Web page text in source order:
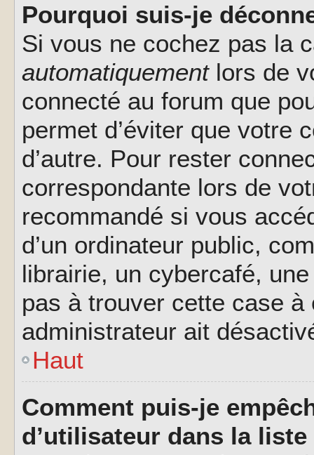
Pourquoi suis-je
Si vous ne cochez pas la
automatiquementlors de
connecté au forum que
permet d’éviter que votre
d’autre. Pour rester
correspondante lors de
recommandé si vous
d’un ordinateur public,
librairie, un cybercafé,
pas à trouver cette case à
administrateur ait
Haut
Comment puis-je
d’utilisateur dans la